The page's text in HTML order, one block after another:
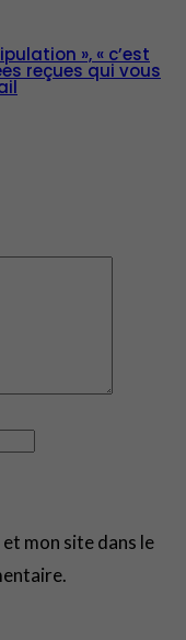
», « c’est
reçues qui vous
mon site dans le